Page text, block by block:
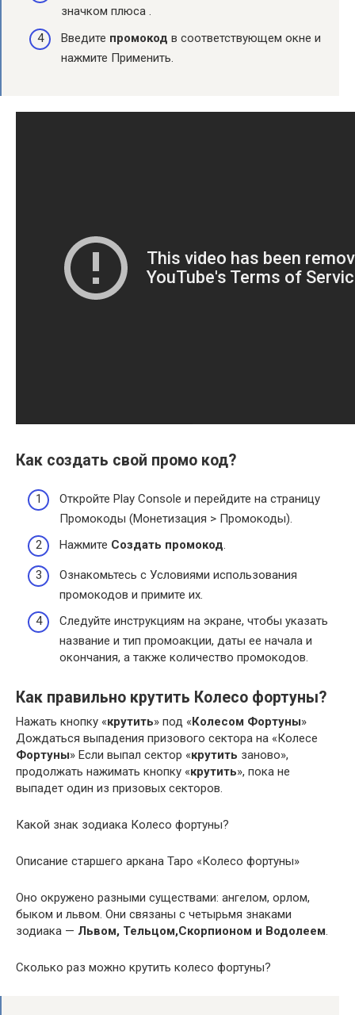
значком плюса .
Введите промокод в соответствующем окне и
нажмите Применить.
Как создать свой промо код?
Откройте Play Console и перейдите на страницу
Промокоды (Монетизация > Промокоды).
Нажмите Создать промокод.
Ознакомьтесь с Условиями использования
промокодов и примите их.
Следуйте инструкциям на экране, чтобы указать
название и тип промоакции, даты ее начала и
окончания, а также количество промокодов.
Как правильно крутить Колесо фортуны?
Нажать кнопку «крутить» под «Колесом Фортуны»
Дождаться выпадения призового сектора на «Колесе
Фортуны» Если выпал сектор «крутить заново»,
продолжать нажимать кнопку «крутить», пока не
выпадет один из призовых секторов.
Какой знак зодиака Колесо фортуны?
Описание старшего аркана Таро «Колесо фортуны»
Оно окружено разными существами: ангелом, орлом,
быком и львом. Они связаны с четырьмя знаками
зодиака — Львом, Тельцом,Скорпионом и Водолеем.
Сколько раз можно крутить колесо фортуны?